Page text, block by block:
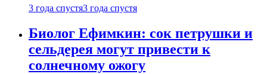
3 года спустя3 года спустя
Биолог Ефимкин: сок петрушки и
сельдерея могут привести к
солнечному ожогу